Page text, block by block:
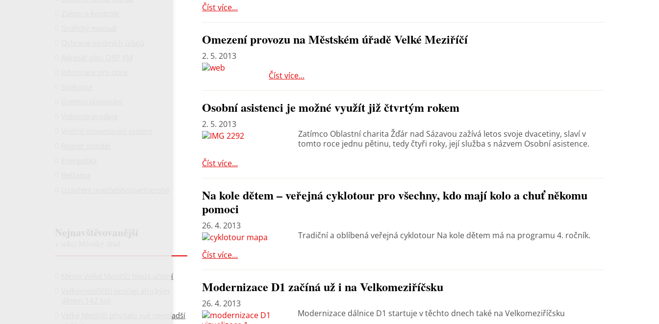
Číst více...
Omezení provozu na Městském úřadě Velké Meziříčí
2. 5. 2013
Číst více...
Osobní asistenci je možné využít již čtvrtým rokem
2. 5. 2013
Zatímco Oblastní charita Žďár nad Sázavou zažívá letos svoje dvacetiny, slaví v
tomto roce jednu pětinu, tedy čtyři roky, její služba s názvem Osobní asistence.
Číst více...
Na kole dětem – veřejná cyklotour pro všechny, kdo mají kolo a chuť někomu
pomoci
26. 4. 2013
Tradiční a oblíbená veřejná cyklotour Na kole dětem má na programu 4. ročník.
Číst více...
Modernizace D1 začíná už i na Velkomeziříčsku
26. 4. 2013
Modernizace dálnice D1 startuje v těchto dnech také na Velkomeziříčsku
Město Velké Meziříčí hledá účetní
Velké Meziříčí přivítalo své nejmladší